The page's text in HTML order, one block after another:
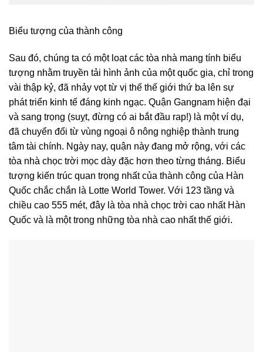
Biểu tượng của thành công
Sau đó, chúng ta có một loạt các tòa nhà mang tính biểu
tượng nhằm truyền tải hình ảnh của một quốc gia, chỉ trong
vài thập kỷ, đã nhảy vọt từ vị thế thế giới thứ ba lên sự
phát triển kinh tế đáng kinh ngạc. Quận Gangnam hiện đại
và sang trọng (suỵt, đừng có ai bắt đầu rap!) là một ví dụ,
đã chuyển đổi từ vùng ngoại ô nông nghiệp thành trung
tâm tài chính. Ngày nay, quận này đang mở rộng, với các
tòa nhà chọc trời mọc dày đặc hơn theo từng tháng. Biểu
tượng kiến ​​trúc quan trọng nhất của thành công của Hàn
Quốc chắc chắn là Lotte World Tower. Với 123 tầng và
chiều cao 555 mét, đây là tòa nhà chọc trời cao nhất Hàn
Quốc và là một trong những tòa nhà cao nhất thế giới.